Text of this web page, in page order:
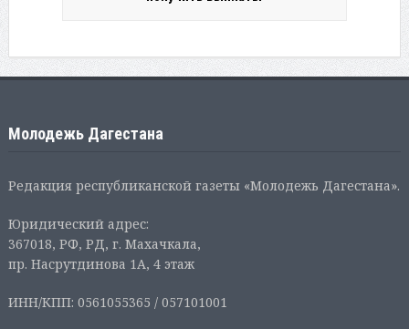
Молодежь Дагестана
Редакция республиканской газеты «Молодежь Дагестана».
Юридический адрес:
367018, РФ, РД, г. Махачкала,
пр. Насрутдинова 1А, 4 этаж
ИНН/КПП: 0561055365 / 057101001